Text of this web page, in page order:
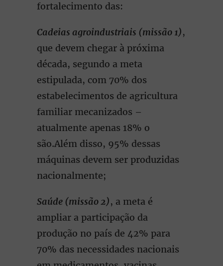
fortalecimento das:
Cadeias agroindustriais (missão 1),
que devem chegar à próxima
década, segundo a meta
estipulada, com 70% dos
estabelecimentos de agricultura
familiar mecanizados –
atualmente apenas 18% o
são.Além disso, 95% dessas
máquinas devem ser produzidas
nacionalmente;
Saúde (missão 2), a meta é
ampliar a participação da
produção no país de 42% para
70% das necessidades nacionais